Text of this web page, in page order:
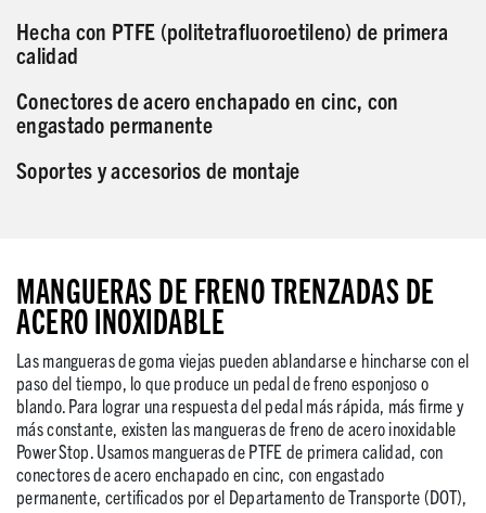
Hecha con PTFE (politetrafluoroetileno) de primera
calidad
Conectores de acero enchapado en cinc, con
engastado permanente
Soportes y accesorios de montaje
MANGUERAS DE FRENO TRENZADAS DE
ACERO INOXIDABLE
Las mangueras de goma viejas pueden ablandarse e hincharse con el
paso del tiempo, lo que produce un pedal de freno esponjoso o
blando. Para lograr una respuesta del pedal más rápida, más firme y
más constante, existen las mangueras de freno de acero inoxidable
PowerStop. Usamos mangueras de PTFE de primera calidad, con
conectores de acero enchapado en cinc, con engastado
permanente, certificados por el Departamento de Transporte (DOT),